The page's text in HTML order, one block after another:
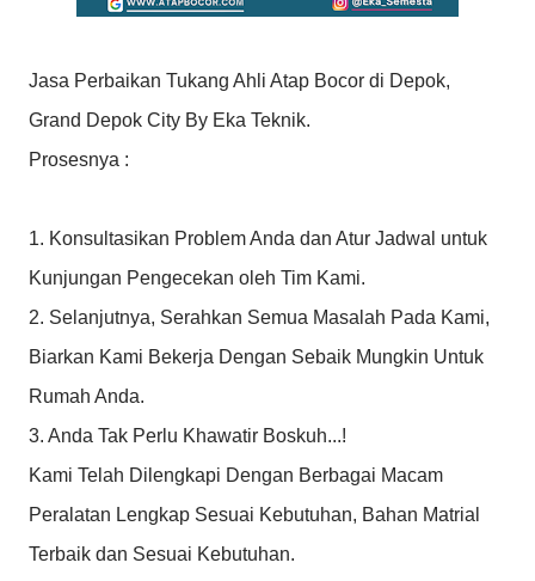
Jasa Perbaikan Tukang Ahli Atap Bocor di Depok,
Grand Depok City By Eka Teknik.
Prosesnya :
1. Konsultasikan Problem Anda dan Atur Jadwal untuk
Kunjungan Pengecekan oleh Tim Kami.
2. Selanjutnya, Serahkan Semua Masalah Pada Kami,
Biarkan Kami Bekerja Dengan Sebaik Mungkin Untuk
Rumah Anda.
3. Anda Tak Perlu Khawatir Boskuh...!
Kami Telah Dilengkapi Dengan Berbagai Macam
Peralatan Lengkap Sesuai Kebutuhan, Bahan Matrial
Terbaik dan Sesuai Kebutuhan.